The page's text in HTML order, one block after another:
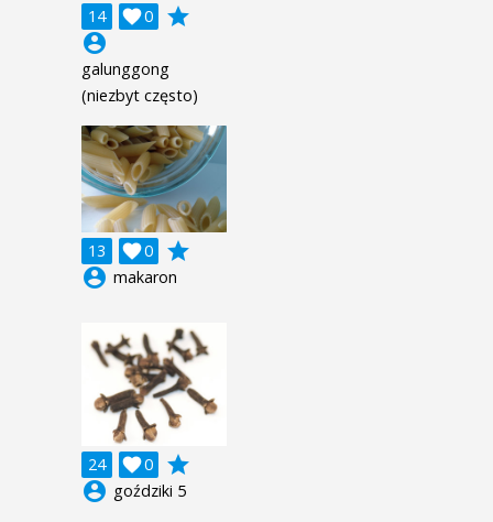
14 0

grade
account_circle
galunggong
(niezbyt często)
13 0

grade
account_circle makaron
24 0

grade
account_circle goździki 5